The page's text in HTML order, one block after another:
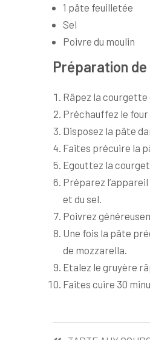
1 pâte feuilletée
Sel
Poivre du moulin
Préparation
Râpez la
Préchauffez le four
Disposez la pâte
Faites précuire la
Egouttez la
Préparez
et du sel.
Poivrez
Une fois la pâte
de mozzarella.
Etalez le gruyère
Faites cuire 30
Navigation